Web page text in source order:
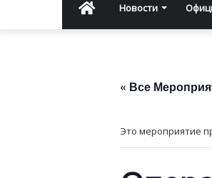
ГлавнаяНовости
« Все
Это мероприятие